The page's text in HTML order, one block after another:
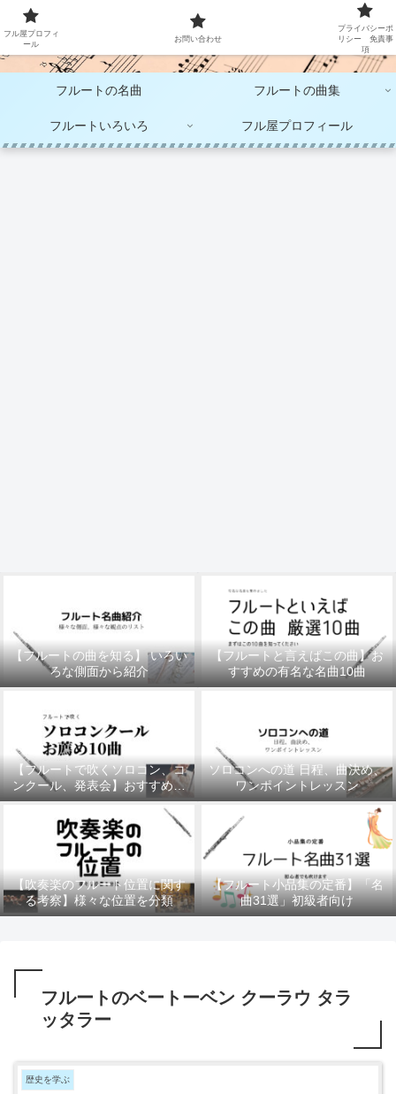
大人のフルート演奏
フルートの名曲 フルートの曲集
フルートいろいろ フル屋プロフィール
【フルートの曲を知る】 いろい
ろな側面から紹介
【フルートと言えばこの曲】お
すすめの有名な名曲10曲
【フルートで吹くソロコン、コ
ンクール、発表会】おすすめの
10曲
ソロコンへの道 日程、曲決め、
ワンポイントレッスン
【吹奏楽のフルート位置に関す
る考察】様々な位置を分類
【フルート小品集の定番】「名
曲31選」初級者向け
フルートのベートーベン クーラウ タラ
ッタラー
歴史を学ぶ
フル屋プロフィ
ール
お問い合わせ
プライバシーポ
リシー 免責事
項